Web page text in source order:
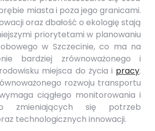
miasta i poza jego granicami.
oraz dbałość o ekologię stają
priorytetami w planowaniu
w Szczecinie, co ma na
bardziej zrównoważonego i
miejsca do życia i pracy.
rozwoju transportu
ciągłego monitorowania i
zmieniających się potrzeb
technologicznych innowacji.